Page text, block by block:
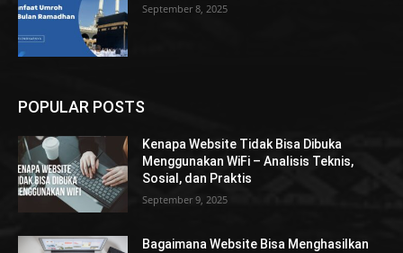
September 8, 2025
POPULAR POSTS
Kenapa Website Tidak Bisa Dibuka
Menggunakan WiFi – Analisis Teknis,
Sosial, dan Praktis
September 9, 2025
Bagaimana Website Bisa Menghasilkan